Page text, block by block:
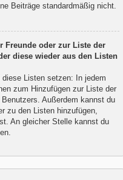
Beiträge standardmäßig nicht.
Freunde oder zur Liste der
diese wieder aus den Listen
Listen setzen: In jedem
zum Hinzufügen zur Liste der
Außerdem kannst du
zu den Listen hinzufügen,
An gleicher Stelle kannst du